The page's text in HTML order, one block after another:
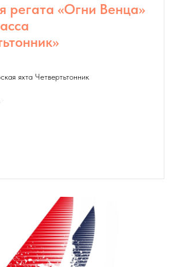
регата «Огни Венца»
яхта Четвертьтонник